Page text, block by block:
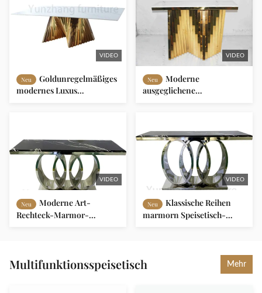
VIDEO
Neu
Goldunregelmäßiges
modernes Luxus
VIDEO
Neu
Moderne
ausgeglichene
VIDEO
Neu
Moderne Art-
Rechteck-Marmor-
VIDEO
Neu
Klassische Reihen
marmorn Speisetisch-
Multifunktionsspeisetisch Mehr